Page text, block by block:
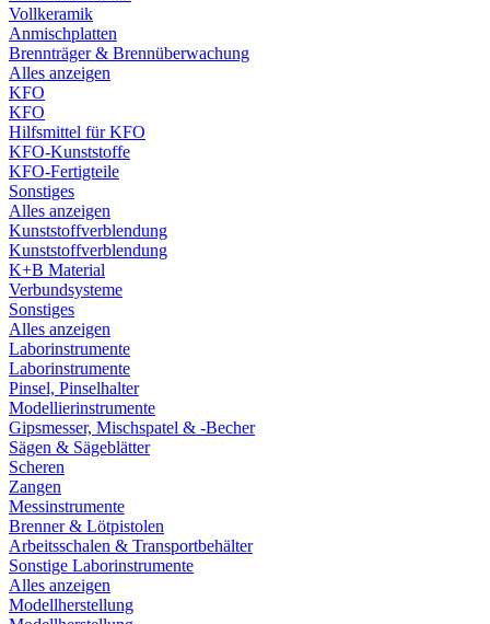
Vollkeramik
Anmischplatten
Brennträger & Brennüberwachung
Alles anzeigen
KFO
KFO
Hilfsmittel für KFO
KFO-Kunststoffe
KFO-Fertigteile
Sonstiges
Alles anzeigen
Kunststoffverblendung
Kunststoffverblendung
K+B Material
Verbundsysteme
Sonstiges
Alles anzeigen
Laborinstrumente
Laborinstrumente
Pinsel, Pinselhalter
Modellierinstrumente
Gipsmesser, Mischspatel & -Becher
Sägen & Sägeblätter
Scheren
Zangen
Messinstrumente
Brenner & Lötpistolen
Arbeitsschalen & Transportbehälter
Sonstige Laborinstrumente
Alles anzeigen
Modellherstellung